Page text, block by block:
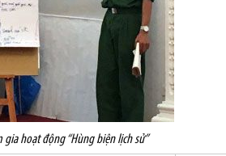
gia hoạt động “Hùng biện lịch sử”